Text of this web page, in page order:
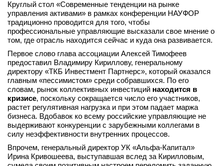
Интервью
вконтакте
телеграм
Стать автором
Вход
Круглый стол «Современные тенденции на рынке
управления активами» в рамках конференции НАУФОР
традиционно проводится для того, чтобы
профессиональные управляющие высказали свое мнение о
том, где отрасль находится сейчас и куда она развивается.
Первое слово глава ассоциации Алексей Тимофеев
предоставил Владимиру Кириллову, генеральному
директору «ТКБ Инвестмент Партнерс», который оказался
главным «пессимистом» среди собравшихся. По его
словам, рынок коллективных инвестиций находится в
кризисе, поскольку сокращается число его участников,
растет регулятивная нагрузка и при этом падает маржа
бизнеса. Вдобавок ко всему российские управляющие не
выдерживают конкуренции с зарубежными коллегами в
силу неэффективности внутренних процессов.
Впрочем, генеральный директор УК «Альфа-Капитал»
Ирина Кривошеева, выступавшая вслед за Кирилловым,